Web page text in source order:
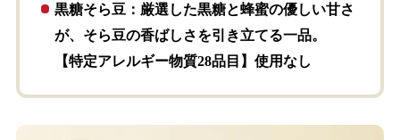
黒糖そら豆 ：厳選した黒糖と蜂蜜の優しい甘さ
が、そら豆の香ばしさを引き立てる一品。
【特定アレルギー物質28品目】使用なし